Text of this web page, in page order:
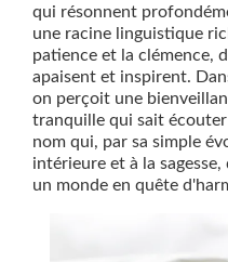
qui résonnent
une racine linguistique
patience et la clémence,
apaisent et inspirent.
on perçoit une
tranquille qui sait
nom qui, par sa simple
intérieure et à la
un monde en quête